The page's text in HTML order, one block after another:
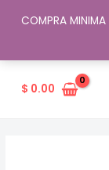
COMPRA
$ 0.00